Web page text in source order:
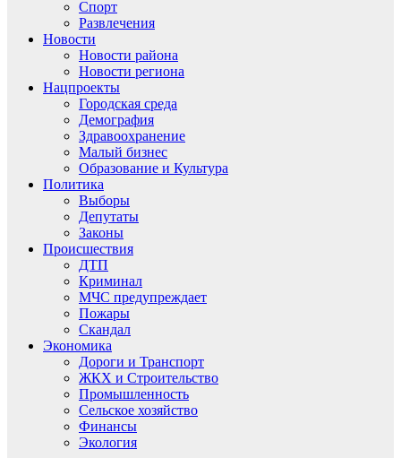
Спорт
Развлечения
Новости
Новости района
Новости региона
Нацпроекты
Городская среда
Демография
Здравоохранение
Малый бизнес
Образование и Культура
Политика
Выборы
Депутаты
Законы
Происшествия
ДТП
Криминал
МЧС предупреждает
Пожары
Скандал
Экономика
Дороги и Транспорт
ЖКХ и Строительство
Промышленность
Сельское хозяйство
Финансы
Экология